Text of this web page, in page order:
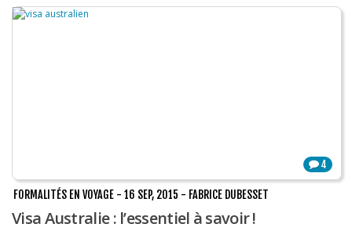
4
FORMALITÉS EN VOYAGE - 16 SEP, 2015 - FABRICE DUBESSET
Visa Australie : l’essentiel à savoir !